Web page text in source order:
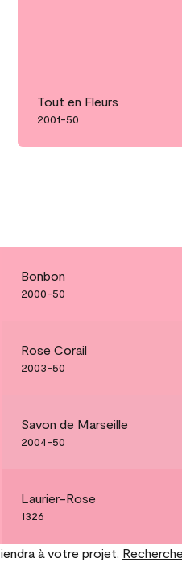
Tout en Fleurs
2001-50
Bonbon
2000-50
Rose Corail
2003-50
Savon de Marseille
2004-50
Laurier-Rose
1326
à votre projet.